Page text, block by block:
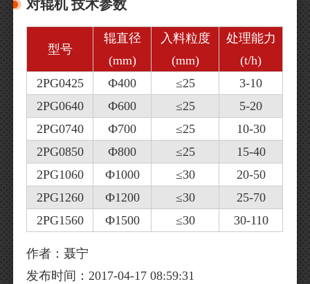
对辊机 技术参数
型号
辊直径
(mm)
入料粒度
(mm)
处理能力
(t/h)
2PG0425
Ф400 ≤25
3-10
2PG0640
Ф600 ≤25
5-20
2PG0740
Ф700 ≤25
10-30
2PG0850
Ф800 ≤25
15-40
2PG1060
Ф1000 ≤30
20-50
2PG1260
Ф1200 ≤30
25-70
2PG1560
Ф1500 ≤30 30-110
作者：聂宁
发布时间：2017-04-17 08:59:31